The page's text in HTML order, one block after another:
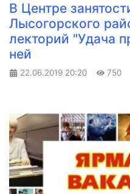
В Центре
Лысогорского
лекторий "Удача
ней
22.06.2019 20:20 750